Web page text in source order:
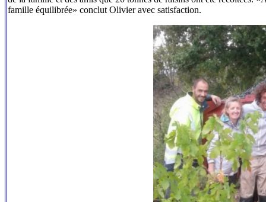
famille équilibrée» conclut Olivier avec satisfaction.